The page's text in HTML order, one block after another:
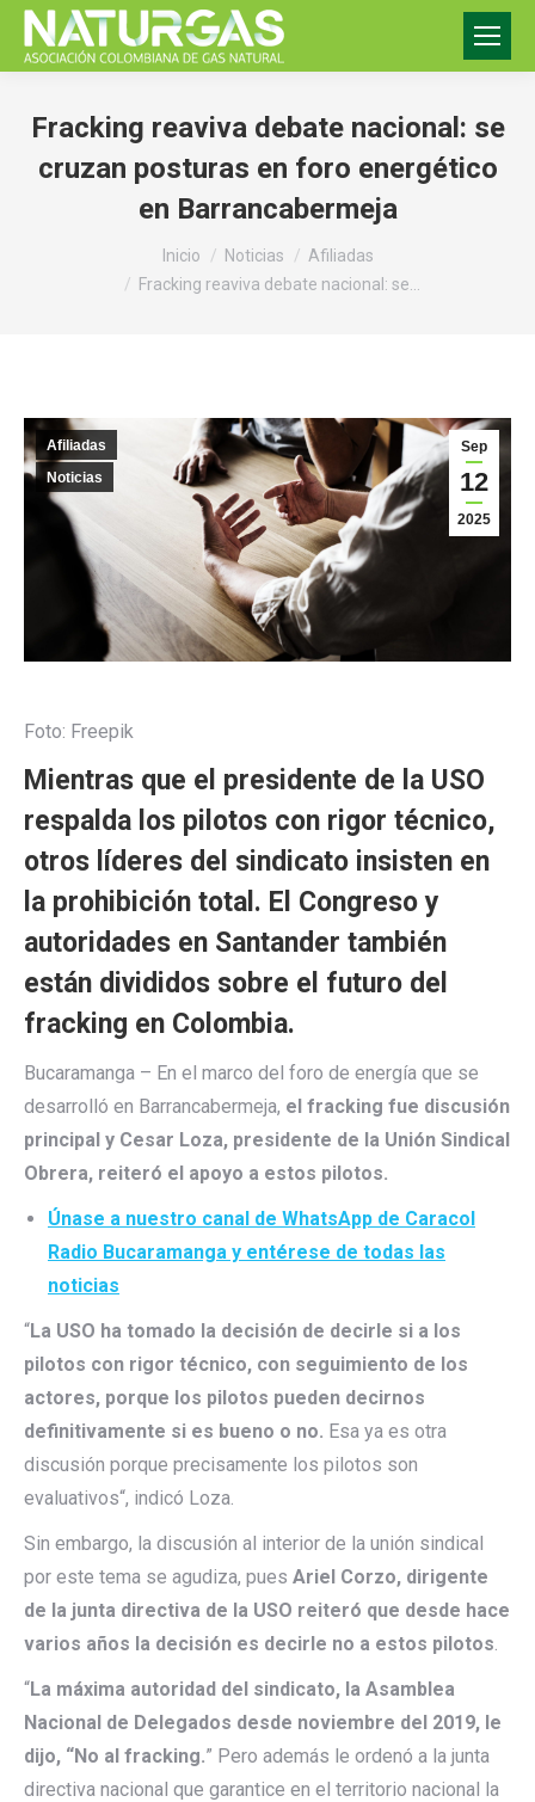
Fracking reaviva debate nacional: se
cruzan posturas en foro energético
en Barrancabermeja
Inicio Noticias
Afiliadas
Fracking reaviva debate nacional: se…
Sep
12
2025
Afiliadas
Noticias
Foto: Freepik
Mientras que el presidente de la USO
respalda los pilotos con rigor técnico,
otros líderes del sindicato insisten en
la prohibición total. El Congreso y
autoridades en Santander también
están divididos sobre el futuro del
fracking en Colombia.
Bucaramanga – En el marco del foro de energía que se
desarrolló en Barrancabermeja, el fracking fue discusión
principal y Cesar Loza, presidente de la Unión Sindical
Obrera, reiteró el apoyo a estos pilotos.
Únase a nuestro canal de WhatsApp de Caracol
Radio Bucaramanga y entérese de todas las
noticias
“La USO ha tomado la decisión de decirle si a los
pilotos con rigor técnico, con seguimiento de los
actores, porque los pilotos pueden decirnos
definitivamente si es bueno o no. Esa ya es otra
discusión porque precisamente los pilotos son
evaluativos“, indicó Loza.
Sin embargo, la discusión al interior de la unión sindical
por este tema se agudiza, pues Ariel Corzo, dirigente
de la junta directiva de la USO reiteró que desde hace
varios años la decisión es decirle no a estos pilotos.
“La máxima autoridad del sindicato, la Asamblea
Nacional de Delegados desde noviembre del 2019, le
dijo, “No al fracking.” Pero además le ordenó a la junta
directiva nacional que garantice en el territorio nacional la